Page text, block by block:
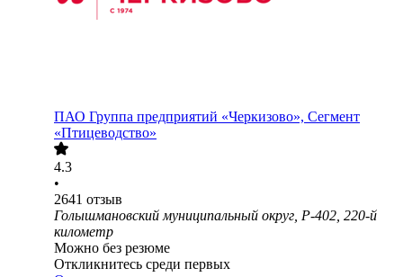
ПАО Группа предприятий «Черкизово», Сегмент
«Птицеводство»
4.3
•
2641 отзыв
Голышмановский муниципальный округ, Р-402, 220-й
километр
Можно без резюме
Откликнитесь среди первых